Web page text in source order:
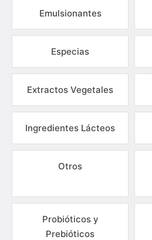
Emulsionantes
Especias
Extractos Vegetales
Ingredientes Lácteos
Otros
Probióticos y
Prebióticos